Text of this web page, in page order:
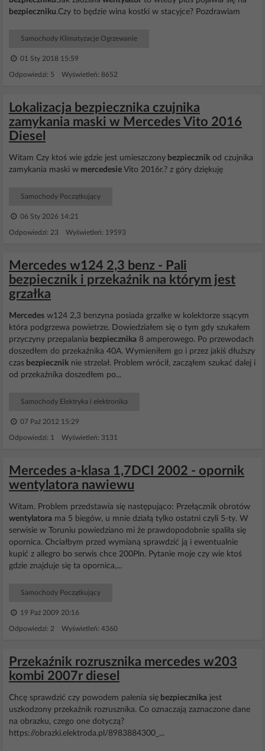
bezpieczniku.Czy to będzie wina kostki w stacyjce? Pozdrawiam
Samochody Klimatyzacje Ogrzewanie
01 Sty 2018 15:59
Odpowiedzi: 5 Wyświetleń: 8652
Lokalizacja bezpiecznika czujnika
zamykania maski w Mercedes Vito 2016
Diesel
Witam Czy ktoś wie gdzie jest umieszczony bezpiecznik od czujnika
zamykania maski w mercedesie Vito 2016r.? z góry dziękuję
Samochody Początkujący
06 Sty 2026 14:21
Odpowiedzi: 23 Wyświetleń: 19593
Mercedes w124 2,3 benz - Pali
bezpiecznik i przekaźnik na którym jest
grzałka
Mercedes w124 2,3 benzyna posiada grzałke w kolektorze ssącym
która podgrzewa powietrze. Dowiedziałem się o tym gdy szukałem
przyczyny przepalania bezpiecznika 8 amperowego. Po przewodach
doszedłem do przekaźnika 40A. Wymieniłem go i przez jakiś dłuższy
czas bezpiecznik nie strzelał. Problem wrócił, zacząłem szukać dalej i
od przekaźnika doszedłem po...
Samochody Elektryka i elektronika
07 Paź 2012 15:29
Odpowiedzi: 1 Wyświetleń: 3131
Mercedes a-klasa 1,7DCI 2002 - opornik
wentylatora nawiewu
Witam. Problem przedstawia się następująco: Przełącznik obrotów
wentylatora ma 5 biegów, u mnie działą tylko ostatni czyli 5-ty. W
serwisie w Toruniu powiedziano mi że prawdopodobnie spaliła się
opornica. Chciałbym przed wymianą sprawdzić ją i ewentualnie
kupić z allegro bo serwis chce 200Pln. Pytanie moje czy wie ktoś
gdzie znajduje się ta opornica,...
Samochody Początkujący
19 Paź 2009 20:16
Odpowiedzi: 2 Wyświetleń: 4360
Przekaźnik rozrusznika mercedes w203
kombi 2007r diesel
Chcę sprawdzić czy powodem palenia się bezpiecznika jest
uszkodzony przekaźnik rozrusznika. Co oznaczają zaznaczone dane
na obrazku, czego one dotyczą?
https://obrazki.elektroda.pl/8983884300_...